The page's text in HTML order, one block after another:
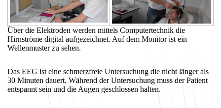
Über die Elektroden werden mittels Computertechnik die
Hirnströme digital aufgezeichnet. Auf dem Monitor ist ein
Wellenmuster zu sehen.
Das EEG ist eine schmerzfreie Untersuchung die nicht länger als
30 Minuten dauert. Während der Untersuchung muss der Patient
entspannt sein und die Augen geschlossen halten.